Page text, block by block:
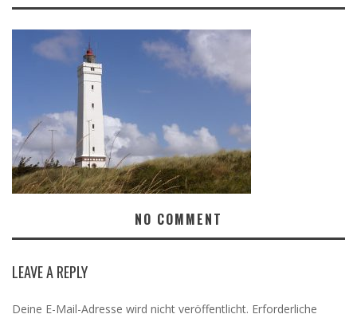
NO COMMENT
LEAVE A REPLY
Deine E-Mail-Adresse wird nicht veröffentlicht. Erforderliche